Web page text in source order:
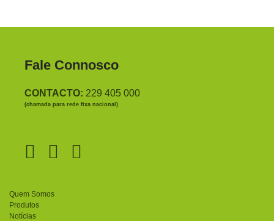
Fale Connosco
CONTACTO: 229 405 000
(chamada para rede fixa nacional)
Quem Somos
Produtos
Notícias